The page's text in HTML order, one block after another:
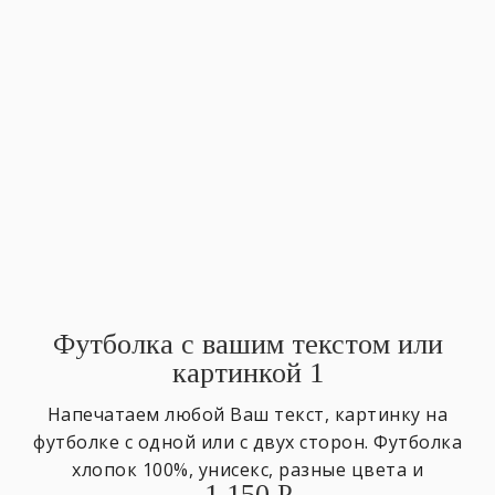
Футболка с вашим текстом или
картинкой 1
Напечатаем любой Ваш текст, картинку на
футболке с одной или с двух сторон. Футболка
хлопок 100%, унисекс, разные цвета и